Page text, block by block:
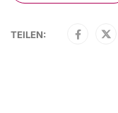
TEILEN: